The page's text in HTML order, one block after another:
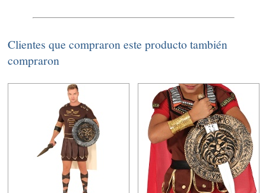
Clientes que compraron este producto también
compraron